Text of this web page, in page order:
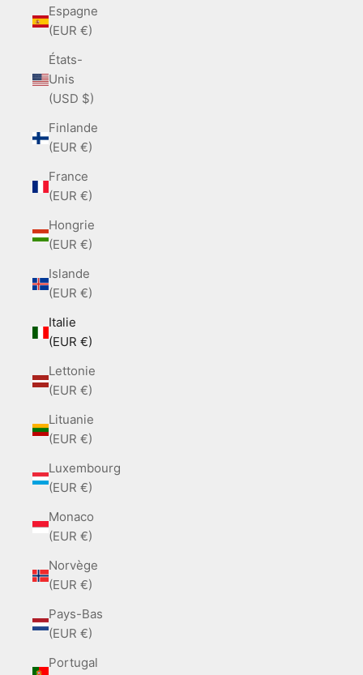
Espagne
(EUR €)
États-
Unis
(USD $)
Finlande
(EUR €)
France
(EUR €)
Hongrie
(EUR €)
Islande
(EUR €)
Italie
(EUR €)
Lettonie
(EUR €)
Lituanie
(EUR €)
Luxembourg
(EUR €)
Monaco
(EUR €)
Norvège
(EUR €)
Pays-Bas
(EUR €)
Portugal